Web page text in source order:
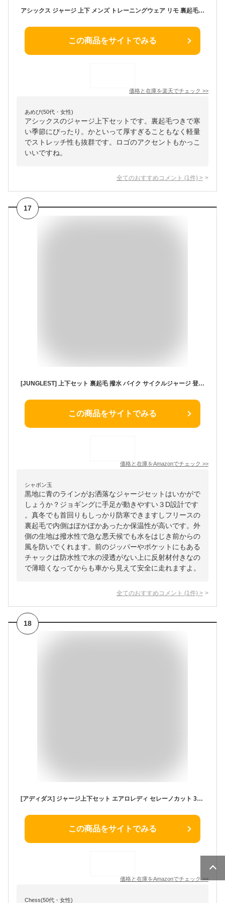
アシックス ジャージ 上下 メンズ トレーニングウェア リモ 裏起毛 2031C664 2031C665 上下セット あったか 軽量 吸汗速乾 セットアップ ズボン パンツ スポーツ トレーニング asics ランニング ウエア
この商品をサイトでみる
価格と在庫を楽天でチェック >>
あめぴ(50代・女性)
アシックスのジャージ上下セットです。裏起毛つきで寒
い季節にぴったり。かといって厚すぎることもなく軽量
でストレッチ性も抜群です。ロゴのアクセントもかっこ
いいですね。
全てのおすすめコメント (1 件) >
17
[JUNGLEST] 上下セット 裏起毛 撥水 バイク サイクルジャージ 登山 ゴルフ テニス ジョギング 自転車 XL
この商品をサイトでみる
価格と在庫をAmazonでチェック >>
シャボン玉
黒地に青のラインがお洒落なジャージセットはいかがで
しょうか？ジョギングに手足が動きやすい３D設計です
。真冬でも首回りもしっかり防寒できますしフリースの
裏起毛で内側はぽかぽかあったか保温性が高いです。外
側の生地は撥水性で急な悪天候でも水をはじき前からの
風を防いでくれます。前のジッパーやポケットにもある
チャックは防水性で水の浸透がない上に反射材付きなの
で薄暗くなってからも車から見えて安全に走れますよ。
全てのおすすめコメント (1 件) >
18
[アディダス] ジャージ上下セット エアロレディ セレーノカット 3ストライプス トラックスーツ IZA33 メンズ ブラック/ホワイト (H28922) O
この商品をサイトでみる
価格と在庫をAmazonでチェック>>
Chess(50代・女性)